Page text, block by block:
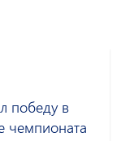
победу в
чемпионата